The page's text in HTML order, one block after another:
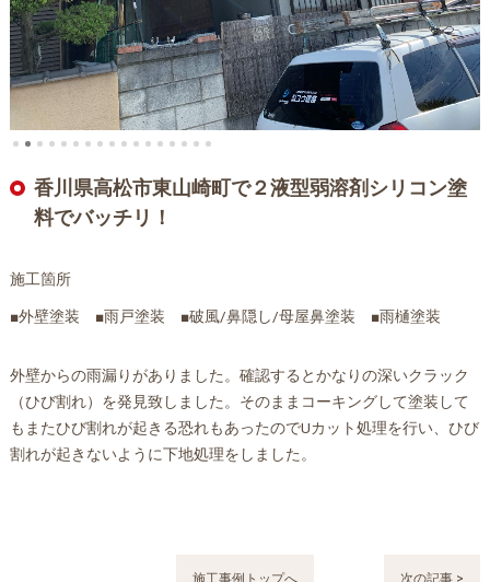
香川県高松市東山崎町で２液型弱溶剤シリコン塗
料でバッチリ！
施工箇所
■外壁塗装 ■雨戸塗装 ■破風/鼻隠し/母屋鼻塗装 ■雨樋塗装
外壁からの雨漏りがありました。確認するとかなりの深いクラック
（ひび割れ）を発見致しました。そのままコーキングして塗装して
もまたひび割れが起きる恐れもあったのでUカット処理を行い、ひび
割れが起きないように下地処理をしました。
施工事例トップへ 次の記事 >